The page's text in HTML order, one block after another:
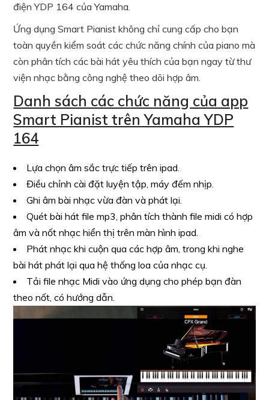
điện YDP 164 của Yamaha.
Ứng dụng Smart Pianist không chỉ cung cấp cho bạn
toàn quyền kiểm soát các chức năng chính của piano mà
còn phân tích các bài hát yêu thích của bạn ngay từ thư
viện nhạc bằng công nghệ theo dõi hợp âm.
Danh sách các chức năng của app
Smart Pianist trên Yamaha YDP
164
Lựa chọn âm sắc trực tiếp trên ipad.
Điều chỉnh cài đặt luyện tập, máy đếm nhịp.
Ghi âm bài nhạc vừa đàn và phát lại.
Quét bài hát file mp3, phân tích thành file midi có hợp
âm và nốt nhạc hiển thị trên màn hình ipad.
Phát nhạc khi cuộn qua các hợp âm, trong khi nghe
bài hát phát lại qua hệ thống loa của nhạc cụ.
Tải file nhạc Midi vào ứng dụng cho phép bạn đàn
theo nốt, có hướng dẫn.